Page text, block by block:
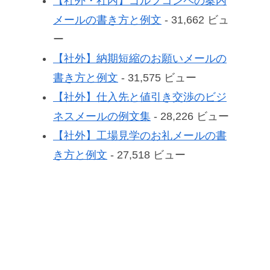
メールの書き方と例文 - 31,662 ビュ
ー
【社外】納期短縮のお願いメールの
書き方と例文 - 31,575 ビュー
【社外】仕入先と値引き交渉のビジ
ネスメールの例文集 - 28,226 ビュー
【社外】工場見学のお礼メールの書
き方と例文 - 27,518 ビュー